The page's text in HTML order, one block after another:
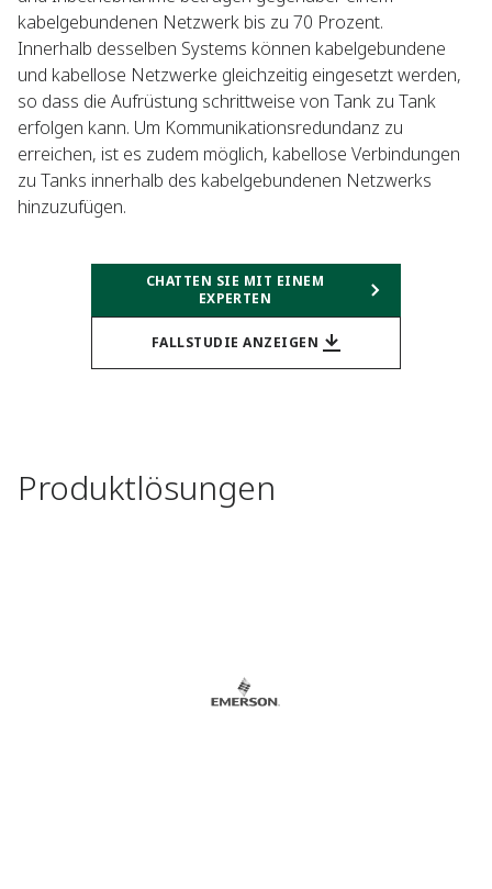
kabelgebundenen Netzwerk bis zu 70 Prozent.
Innerhalb desselben Systems können kabelgebundene
und kabellose Netzwerke gleichzeitig eingesetzt werden,
so dass die Aufrüstung schrittweise von Tank zu Tank
erfolgen kann. Um Kommunikationsredundanz zu
erreichen, ist es zudem möglich, kabellose Verbindungen
zu Tanks innerhalb des kabelgebundenen Netzwerks
hinzuzufügen.
CHATTEN SIE MIT EINEM
EXPERTEN
FALLSTUDIE ANZEIGEN
Produktlösungen